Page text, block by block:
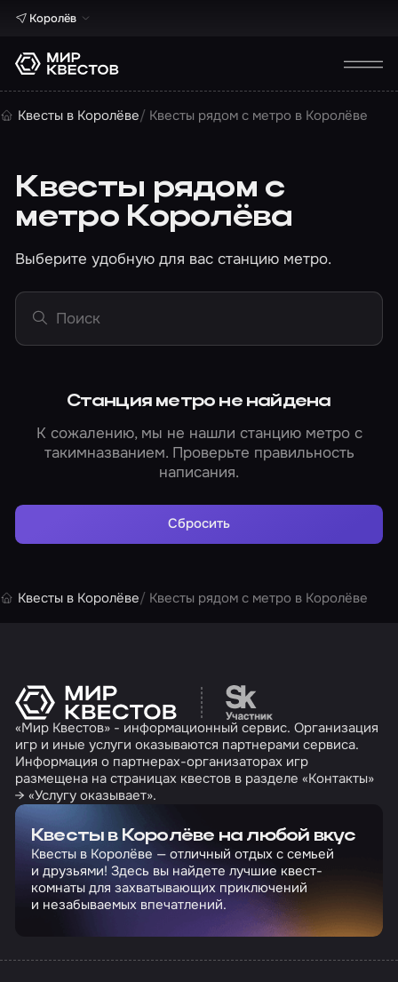
Королёв
Квесты в Королёве Квесты рядом с метро в Королёве
Квесты рядом с
метро Королёва
Выберите удобную для вас станцию метро.
Поиск
Станция метро не найдена
К сожалению, мы не нашли станцию метро с
такимназванием. Проверьте правильность
написания.
Сбросить
Квесты в Королёве Квесты рядом с метро в Королёве
Перейти на сайт
«Мир Квестов» - информационный сервис. Организация
игр и иные услуги оказываются партнерами сервиса.
Информация о партнерах-организаторах игр
размещена на страницах квестов в разделе «Контакты»
→ «Услугу оказывает».
Квесты в Королёве на любой вкус
Квесты в Королёве — отличный отдых с семьей
и друзьями! Здесь вы найдете лучшие квест-
комнаты для захватывающих приключений
и незабываемых впечатлений.